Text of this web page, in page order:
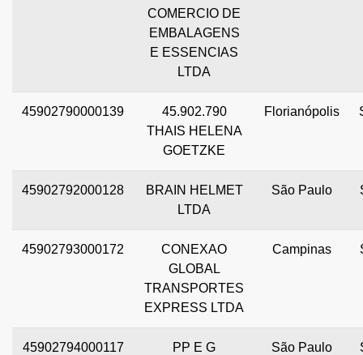
COMERCIO DE
EMBALAGENS
E ESSENCIAS
LTDA
45902790000139
45.902.790
THAIS HELENA
GOETZKE
Florianópolis
45902792000128
BRAIN HELMET
LTDA
São Paulo
45902793000172
CONEXAO
GLOBAL
TRANSPORTES
EXPRESS LTDA
Campinas
45902794000117
PP E G
São Paulo